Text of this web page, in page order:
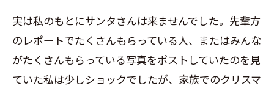
実は私のもとにサンタさんは来ませんでした。先輩方
のレポートでたくさんもらっている人、またはみんな
がたくさんもらっている写真をポストしていたのを見
ていた私は少しショックでしたが、家族でのクリスマ